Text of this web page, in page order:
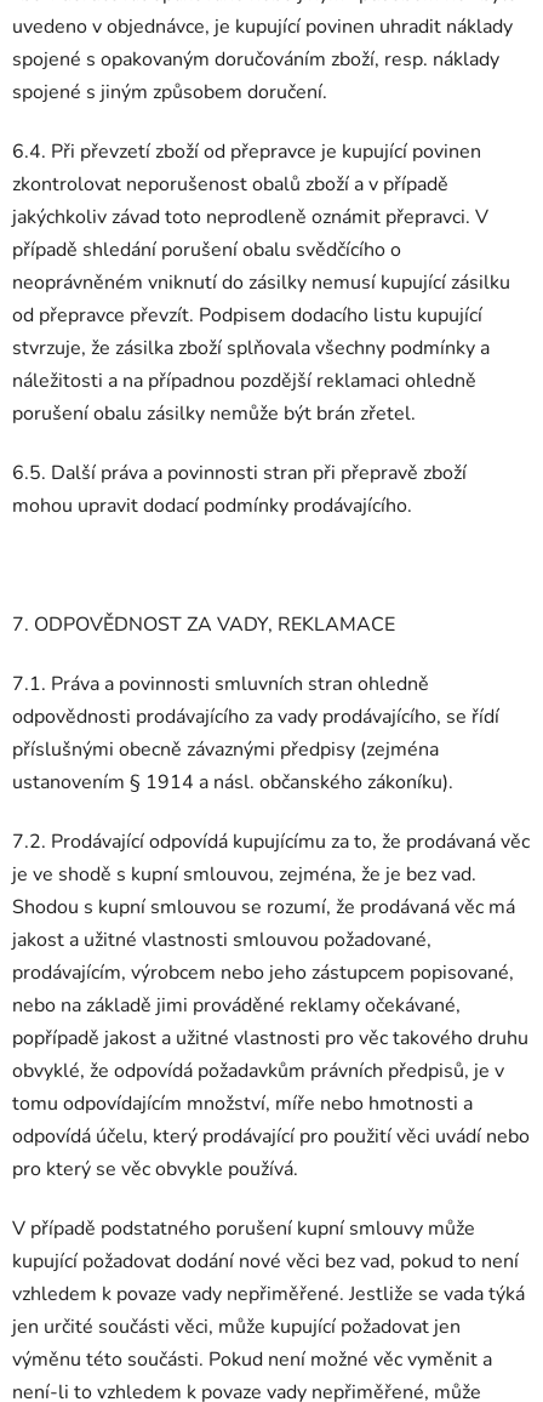
uvedeno v objednávce, je kupující povinen uhradit náklady
spojené s opakovaným doručováním zboží, resp. náklady
spojené s jiným způsobem doručení.
6.4. Při převzetí zboží od přepravce je kupující povinen
zkontrolovat neporušenost obalů zboží a v případě
jakýchkoliv závad toto neprodleně oznámit přepravci. V
případě shledání porušení obalu svědčícího o
neoprávněném vniknutí do zásilky nemusí kupující zásilku
od přepravce převzít. Podpisem dodacího listu kupující
stvrzuje, že zásilka zboží splňovala všechny podmínky a
náležitosti a na případnou pozdější reklamaci ohledně
porušení obalu zásilky nemůže být brán zřetel.
6.5. Další práva a povinnosti stran při přepravě zboží
mohou upravit dodací podmínky prodávajícího.
7. ODPOVĚDNOST ZA VADY, REKLAMACE
7.1. Práva a povinnosti smluvních stran ohledně
odpovědnosti prodávajícího za vady prodávajícího, se řídí
příslušnými obecně závaznými předpisy (zejména
ustanovením § 1914 a násl. občanského zákoníku).
7.2. Prodávající odpovídá kupujícímu za to, že prodávaná věc
je ve shodě s kupní smlouvou, zejména, že je bez vad.
Shodou s kupní smlouvou se rozumí, že prodávaná věc má
jakost a užitné vlastnosti smlouvou požadované,
prodávajícím, výrobcem nebo jeho zástupcem popisované,
nebo na základě jimi prováděné reklamy očekávané,
popřípadě jakost a užitné vlastnosti pro věc takového druhu
obvyklé, že odpovídá požadavkům právních předpisů, je v
tomu odpovídajícím množství, míře nebo hmotnosti a
odpovídá účelu, který prodávající pro použití věci uvádí nebo
pro který se věc obvykle používá.
V případě podstatného porušení kupní smlouvy může
kupující požadovat dodání nové věci bez vad, pokud to není
vzhledem k povaze vady nepřiměřené. Jestliže se vada týká
jen určité součásti věci, může kupující požadovat jen
výměnu této součásti. Pokud není možné věc vyměnit a
není-li to vzhledem k povaze vady nepřiměřené, může